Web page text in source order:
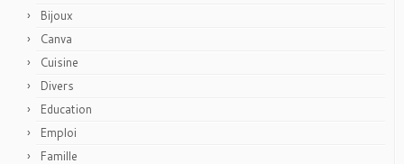
Bijoux
Canva
Cuisine
Divers
Education
Emploi
Famille